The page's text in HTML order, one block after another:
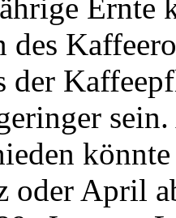
Ernte
der
oder April